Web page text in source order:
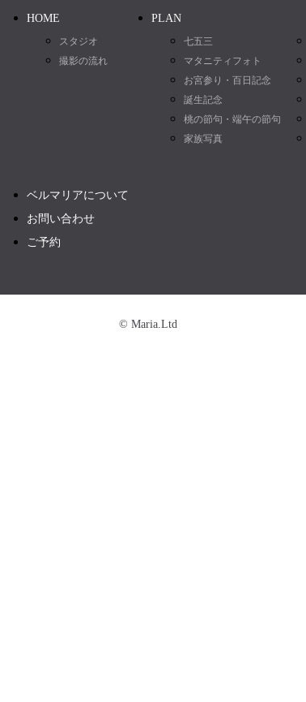
HOME
スタジオ
撮影の流れ
PLAN
七五三
マタニティフォト
お宮参り・百日記念
誕生記念
桃の節句・端午の節句
家族写真
ベルマリアについて
お問い合わせ
ご予約
© Maria.Ltd